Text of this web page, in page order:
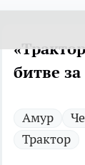
битве
Амур
Трактор